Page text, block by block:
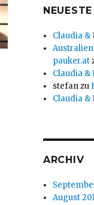
Claudia &
Australien
pauker.at
Claudia &
stefanzu
Claudia &
ARCHIV
August